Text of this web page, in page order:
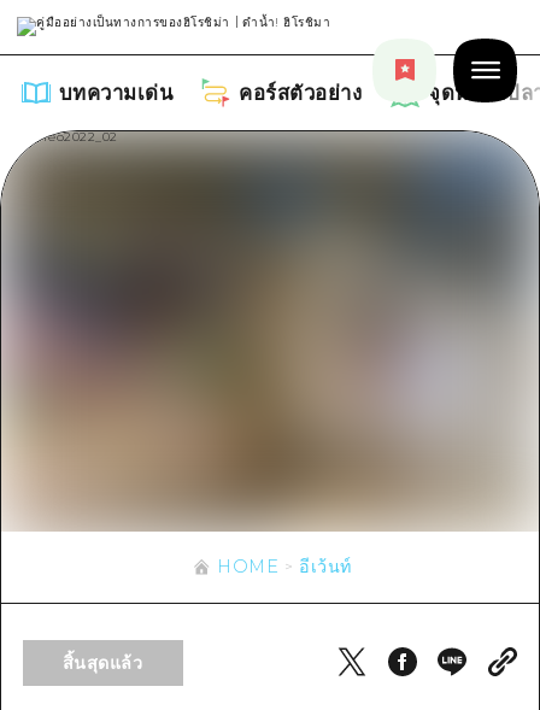
บทความเด่น คอร์สตัวอย่าง จุดหมายปล
อาหารรสเลิศ / สุรา
การปั่นจักรยาน
บริเวณรอบเมืองฮิโรชิม่า
อากิ
บิงโก
บริเวณรอบเมืองฮิโรชิม่า
อากิ
ข้อมูลตามฤดูกาล
รายการ
HOME
HOME อีเว้นท์
สิ้นสุดแล้ว